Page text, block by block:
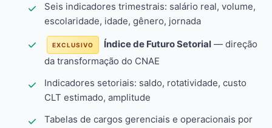
Seis indicadores trimestrais: salário real, volume,
escolaridade, idade, gênero, jornada
EXCLUSIVO Índice de Futuro Setorial — direção
da transformação do CNAE
Indicadores setoriais: saldo, rotatividade, custo
CLT estimado, amplitude
Tabelas de cargos gerenciais e operacionais por